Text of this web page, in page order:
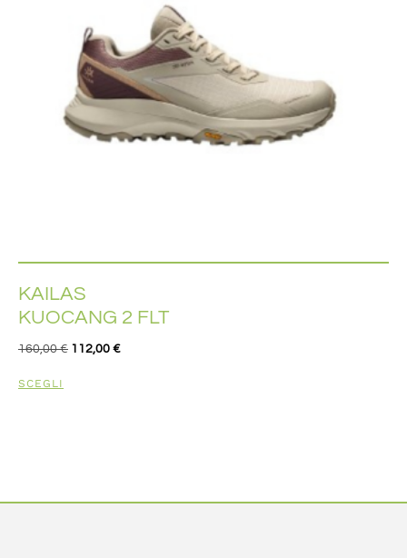
KAILAS
KUOCANG 2 FLT
160,00€ 112,00 €
SCEGLI